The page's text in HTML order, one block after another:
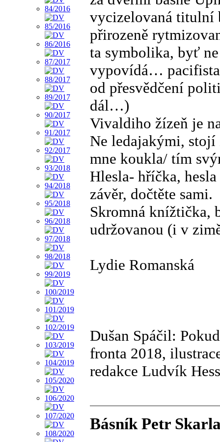
vycizelovaná titulní
přirozeně
ta symbolika, byť
vypovídá…
od přesvědčení
dál…)
Vivaldiho žízeň je
Ne ledajakými, stojí
mne koukla/ tím
Hlesla- hříčka,
závěr, dočtěte sami.
Skromná knížtička,
udržovanou (i v
Lydie Romanská
Dušan Spáčil:
fronta 2018,
redakce Ludvík
Básník Petr